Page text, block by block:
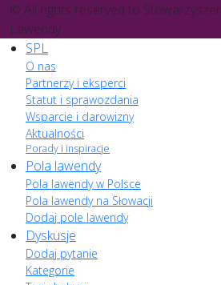
© All rights reserved to
Lawendy
SPL
O nas
Partnerzy i eksperci
Statut i sprawozdania
Wsparcie i darowizny
Aktualności
Porady i inspiracje
Pola lawendy
Pola lawendy w Polsce
Pola lawendy na Słowacji
Dodaj pole lawendy
Dyskusje
Dodaj pytanie
Kategorie